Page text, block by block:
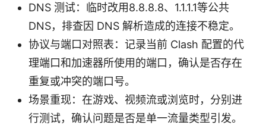
DNS 测试：临时改用8.8.8.8、1.1.1.1等公共
DNS，排查因 DNS 解析造成的连接不稳定。
协议与端口对照表：记录当前 Clash 配置的代
理端口和加速器所使用的端口，确认是否存在
重复或冲突的端口号。
场景重现：在游戏、视频流或浏览时，分别进
行测试，确认问题是否是单一流量类型引发。